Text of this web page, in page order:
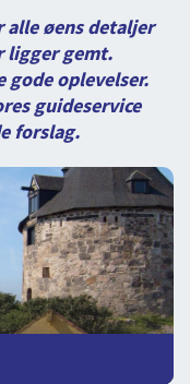
alle øens detaljer
ligger gemt.
gode oplevelser.
guideservice
forslag.